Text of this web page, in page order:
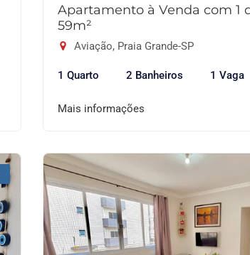
Apartamento à Venda com 1
59m²
Aviação, Praia Grande-SP
1 Quarto 2 Banheiros 1 Vaga
Mais informações